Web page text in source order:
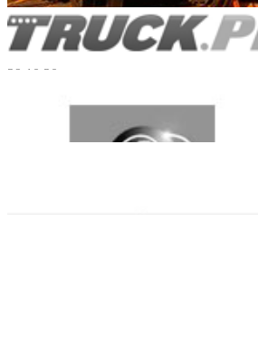
Turnkey Logistics for Heavy Engineering
29.10.20